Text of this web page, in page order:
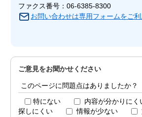
ファクス番号：06-6385-8300
お問い合わせは専用フォームをご利
ご意見をお聞かせください
このページに問題点はありましたか？
特にない 内容が分かりにく
探しにくい
情報が少ない